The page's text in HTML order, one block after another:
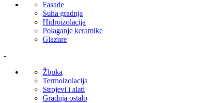
Fasade
Suha gradnja
Hidroizolacija
Polaganje keramike
Glazure
-
Žbuka
Termoizolacija
Strojevi i alati
Gradnja ostalo